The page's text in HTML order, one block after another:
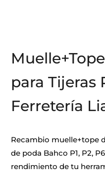
para Tijeras
Ferretería
Recambio muelle+tope
de poda Bahco P1, P2,
rendimiento de tu